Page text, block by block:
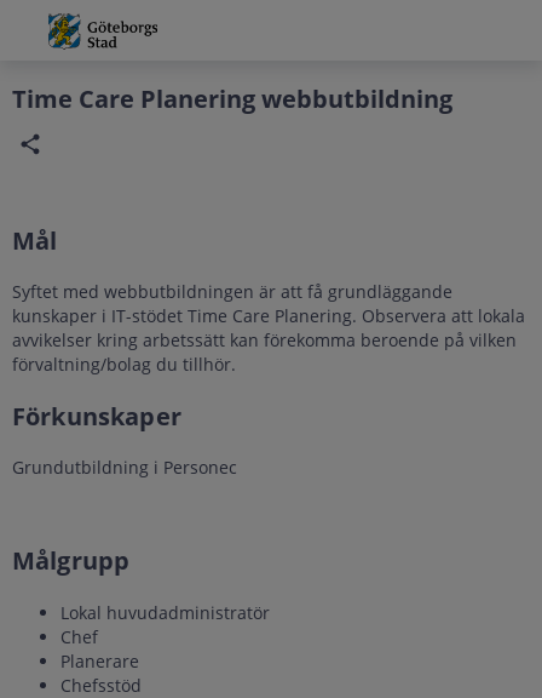
Grade
Portal
Time Care Planering webbutbildning
Mål
Syftet med webbutbildningen är att få grundläggande
kunskaper i IT-stödet Time Care Planering. Observera att lokala
avvikelser kring arbetssätt kan förekomma beroende på vilken
förvaltning/bolag du tillhör.
Förkunskaper
Grundutbildning i Personec
Målgrupp
Lokal huvudadministratör
Chef
Planerare
Chefsstöd